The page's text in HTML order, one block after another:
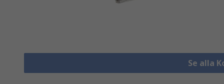
Se alla